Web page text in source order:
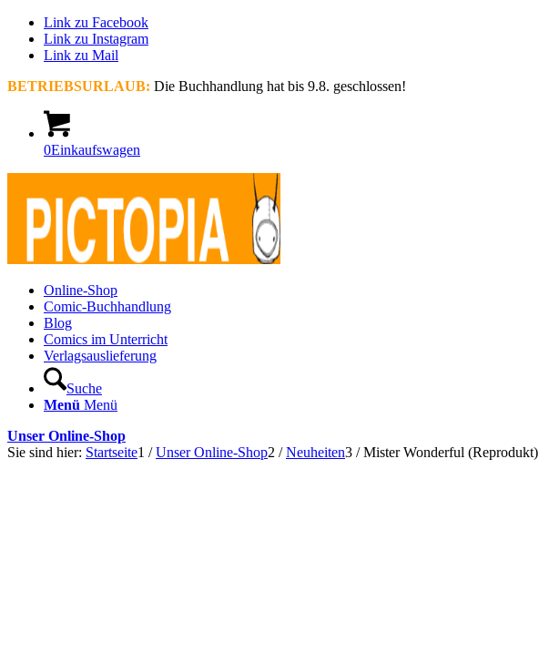
Link zu Facebook
Link zu Instagram
Link zu Mail
BETRIEBSURLAUB: Die Buchhandlung hat bis 9.8. geschlossen!
0Einkaufswagen
Online-Shop
Comic-Buchhandlung
Blog
Comics im Unterricht
Verlagsauslieferung
Suche
Menü Menü
Unser Online-Shop
Sie sind hier: Startseite1 / Unser Online-Shop2 / Neuheiten3 / Mister Wonderful (Reprodukt)